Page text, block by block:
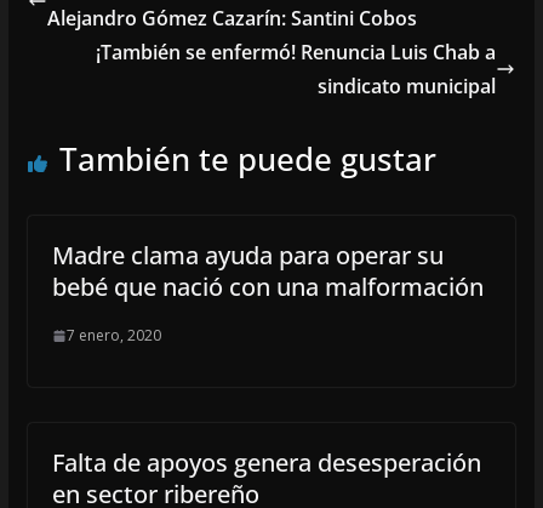
Alejandro Gómez Cazarín: Santini Cobos
¡También se enfermó! Renuncia Luis Chab a
sindicato municipal
También te puede gustar
Madre clama ayuda para operar su
bebé que nació con una malformación
7 enero, 2020
Falta de apoyos genera desesperación
en sector ribereño